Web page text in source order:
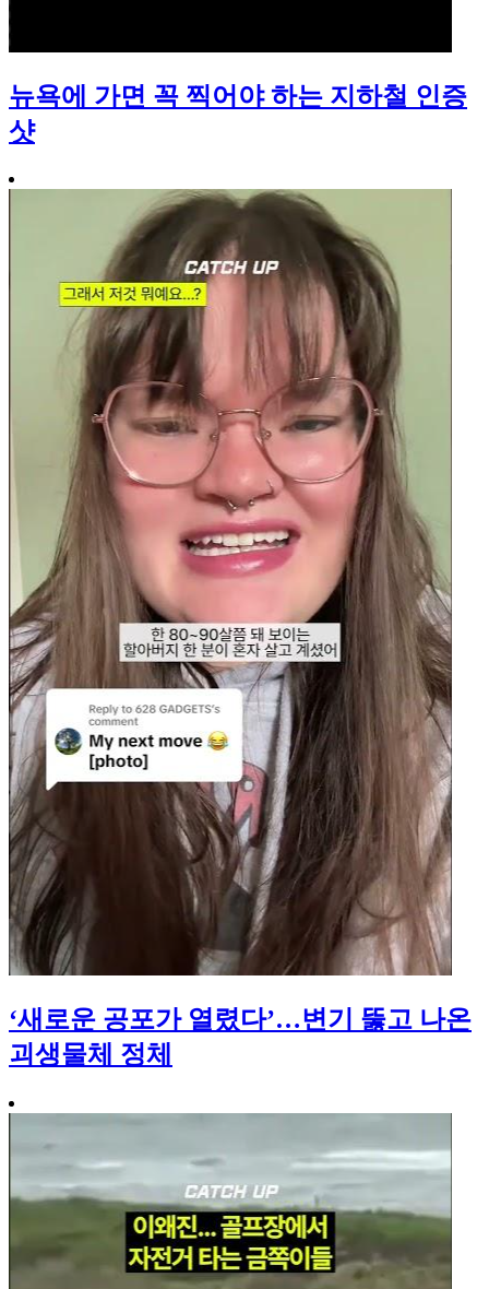
뉴욕에 가면 꼭 찍어야 하는 지하철 인증
샷
‘새로운 공포가 열렸다’…변기 뚫고 나온
괴생물체 정체